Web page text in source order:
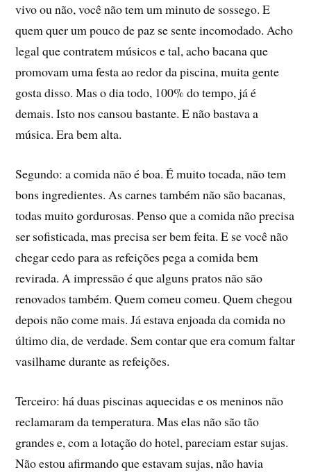
vivo ou não, você não tem um minuto de sossego. E
quem quer um pouco de paz se sente incomodado. Acho
legal que contratem músicos e tal, acho bacana que
promovam uma festa ao redor da piscina, muita gente
gosta disso. Mas o dia todo, 100% do tempo, já é
demais. Isto nos cansou bastante. E não bastava a
música. Era bem alta.
Segundo: a comida não é boa. É muito tocada, não tem
bons ingredientes. As carnes também não são bacanas,
todas muito gordurosas. Penso que a comida não precisa
ser sofisticada, mas precisa ser bem feita. E se você não
chegar cedo para as refeições pega a comida bem
revirada. A impressão é que alguns pratos não são
renovados também. Quem comeu comeu. Quem chegou
depois não come mais. Já estava enjoada da comida no
último dia, de verdade. Sem contar que era comum faltar
vasilhame durante as refeições.
Terceiro: há duas piscinas aquecidas e os meninos não
reclamaram da temperatura. Mas elas não são tão
grandes e, com a lotação do hotel, pareciam estar sujas.
Não estou afirmando que estavam sujas, não havia